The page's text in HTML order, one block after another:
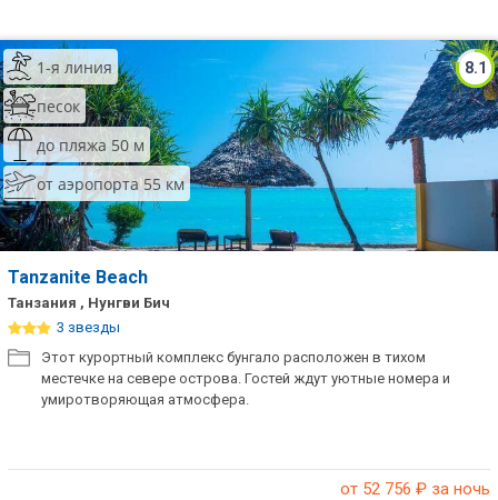
8.1
1-я линия
песок
до пляжа 50 м
от аэропорта 55 км
Tanzanite Beach
Танзания , Нунгви Бич
3 звезды
Этот курортный комплекс бунгало расположен в тихом
местечке на севере острова. Гостей ждут уютные номера и
умиротворяющая атмосфера.
от 52 756 ₽ за ночь